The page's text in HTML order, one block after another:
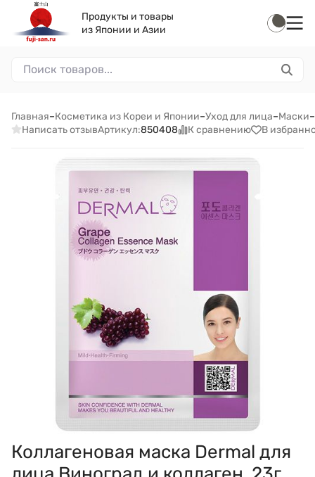
Продукты и товары
из Японии и Азии
Главная–Косметика из Кореи и Японии–Уход для лица–Маски–
Написать отзывАртикул:850408 К сравнению В
Коллагеновая маска Dermal для